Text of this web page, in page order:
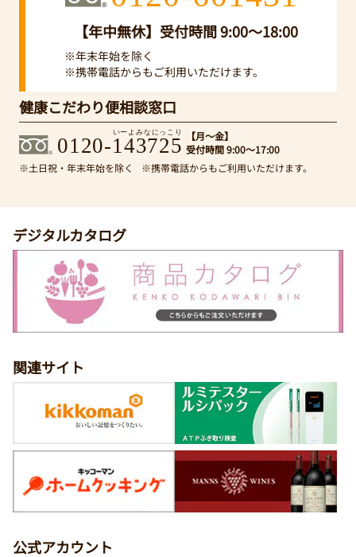
【年中無休】受付時間 9:00～18:00
※年末年始を除く
※携帯電話からもご利用いただけます。
健康こだわり便相談窓口
いーよみなにっこり
0120-143725
【月～金】
受付時間 9:00～17:00
※土日祝・年末年始を除く
※携帯電話からもご利用いただけます。
デジタルカタログ
関連サイト
公式アカウント